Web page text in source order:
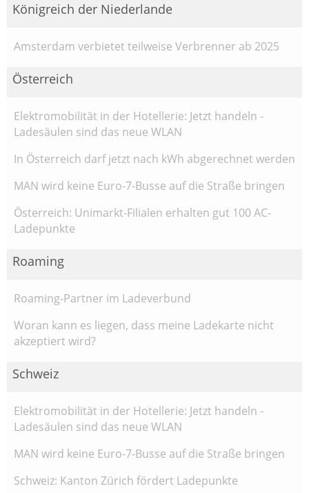
Königreich der Niederlande
Amsterdam verbietet teilweise Verbrenner ab 2025
Österreich
Elektromobilität in der Hotellerie: Jetzt handeln -
Ladesäulen sind das neue WLAN
In Österreich darf jetzt nach kWh abgerechnet werden
MAN wird keine Euro-7-Busse auf die Straße bringen
Österreich: Unimarkt-Filialen erhalten gut 100 AC-
Ladepunkte
Roaming
Roaming-Partner im Ladeverbund
Woran kann es liegen, dass meine Ladekarte nicht
akzeptiert wird?
Schweiz
Elektromobilität in der Hotellerie: Jetzt handeln -
Ladesäulen sind das neue WLAN
MAN wird keine Euro-7-Busse auf die Straße bringen
Schweiz: Kanton Zürich fördert Ladepunkte